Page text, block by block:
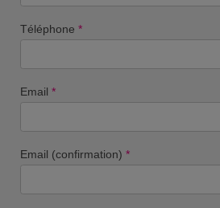
Téléphone *
Email *
Email (confirmation) *